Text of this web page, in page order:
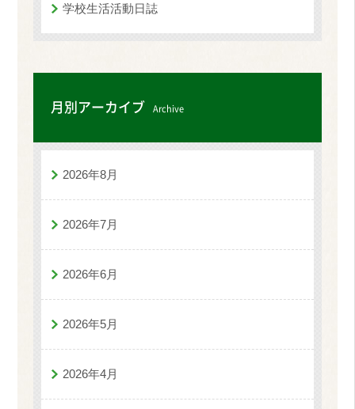
学校生活活動日誌
月別アーカイブ Archive
2026年8月
2026年7月
2026年6月
2026年5月
2026年4月